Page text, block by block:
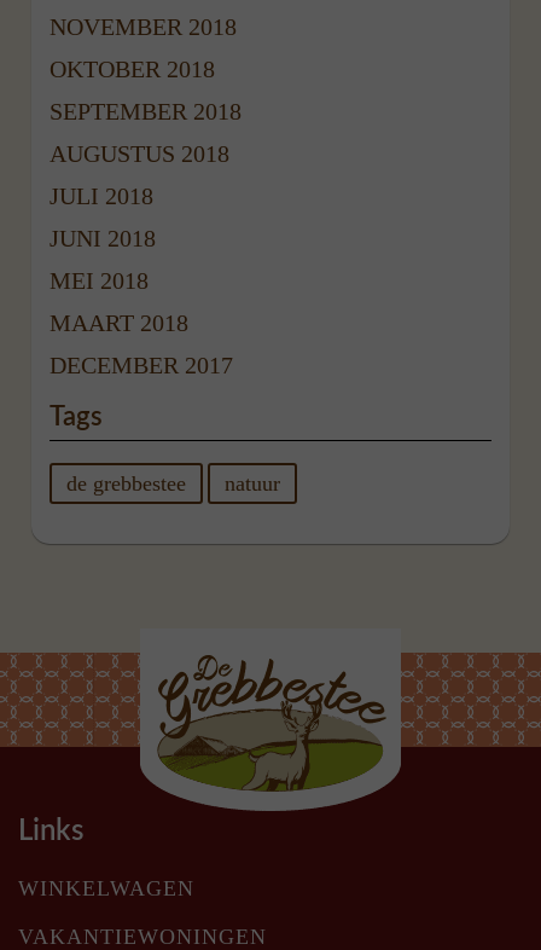
NOVEMBER 2018
OKTOBER 2018
SEPTEMBER 2018
AUGUSTUS 2018
JULI 2018
JUNI 2018
MEI 2018
MAART 2018
DECEMBER 2017
Tags
de grebbestee natuur
Links
WINKELWAGEN
VAKANTIEWONINGEN